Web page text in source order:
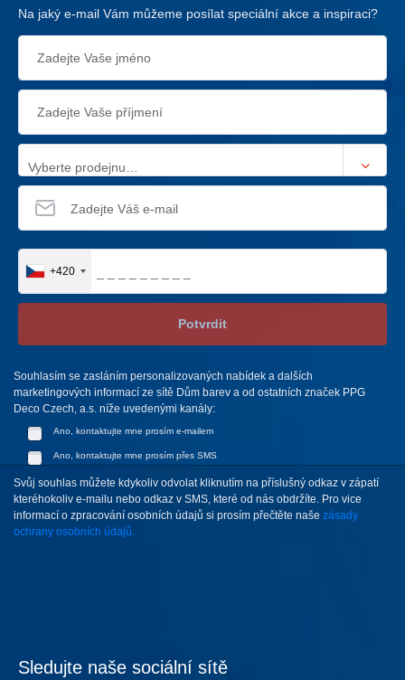
Na jaký e-mail Vám můžeme posílat speciální akce a inspiraci?
Vyberte prodejnu…
+420
Potvrdit
Souhlasím se zasláním personalizovaných nabídek a dalších
marketingových informací ze sítě Dům barev a od ostatních značek PPG
Deco Czech, a.s. níže uvedenými kanály:
Ano, kontaktujte mne prosím e-mailem
Ano, kontaktujte mne prosím přes SMS
Svůj souhlas můžete kdykoliv odvolat kliknutím na příslušný odkaz v zápatí
kteréhokoliv e-mailu nebo odkaz v SMS, které od nás obdržíte. Pro vice
informací o zpracování osobních údajů si prosím přečtěte naše zásady
ochrany osobních údajů.
Sledujte naše sociální sítě